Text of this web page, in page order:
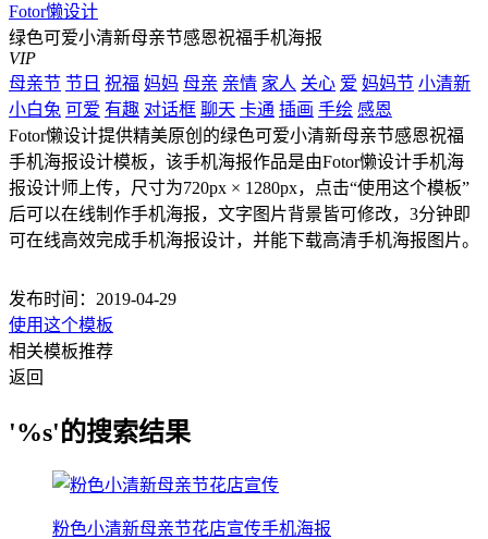
Fotor懒设计
绿色可爱小清新母亲节感恩祝福手机海报
VIP
母亲节 节日 祝福 妈妈 母亲 亲情 家人 关心 爱 妈妈节 小清新
小白兔 可爱 有趣 对话框 聊天 卡通 插画 手绘 感恩
Fotor懒设计提供精美原创的绿色可爱小清新母亲节感恩祝福
手机海报设计模板，该手机海报作品是由Fotor懒设计手机海
报设计师上传，尺寸为720px × 1280px，点击“使用这个模板”
后可以在线制作手机海报，文字图片背景皆可修改，3分钟即
可在线高效完成手机海报设计，并能下载高清手机海报图片。
发布时间：2019-04-29
使用这个模板
相关模板推荐
返回
'%s'的搜索结果
粉色小清新母亲节花店宣传手机海报